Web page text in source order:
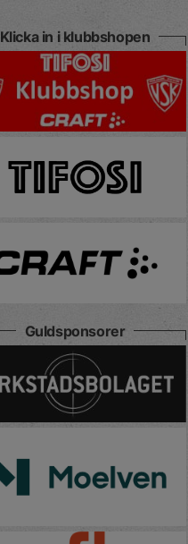
Klicka in i klubbshopen
Guldsponsorer